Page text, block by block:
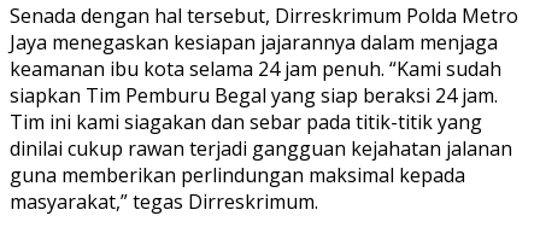
Senada dengan hal tersebut, Dirreskrimum Polda Metro
Jaya menegaskan kesiapan jajarannya dalam menjaga
keamanan ibu kota selama 24 jam penuh. “Kami sudah
siapkan Tim Pemburu Begal yang siap beraksi 24 jam.
Tim ini kami siagakan dan sebar pada titik-titik yang
dinilai cukup rawan terjadi gangguan kejahatan jalanan
guna memberikan perlindungan maksimal kepada
masyarakat,” tegas Dirreskrimum.